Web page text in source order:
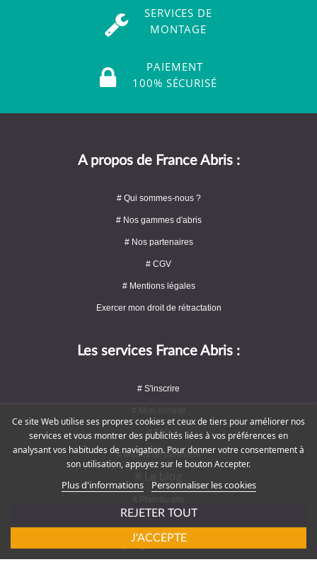
SERVICES DE
MONTAGE
PAIEMENT
100% SÉCURISÉ
A propos de France Abris :
# Qui sommes-nous ?
# Nos gammes d'abris
# Nos partenaires
# CGV
# Mentions légales
Exercer mon droit de rétractation
Les services France Abris :
# S'inscrire
# FAQ
# Modes de paiement
Rejoignez-nous !
Ce site Web utilise ses propres cookies et ceux de tiers pour améliorer nos
services et vous montrer des publicités liées à vos préférences en
analysant vos habitudes de navigation. Pour donner votre consentement à
son utilisation, appuyez sur le bouton Accepter.
Plus d'informations Personnaliser les cookies
REJETER TOUT
J'ACCEPTE